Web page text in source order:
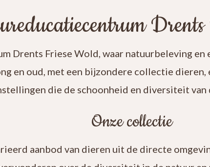
Drents Friese Wold, waar natuurbeleving en
en oud, met een bijzondere collectie
die de schoonheid en diversiteit van
Onze collectie
aanbod van dieren uit de directe